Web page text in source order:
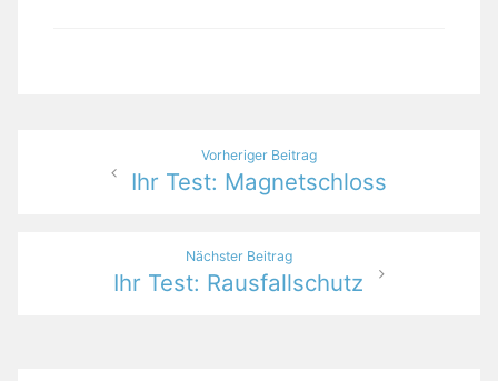
Beitragsnavigation
Vorheriger Beitrag
Ihr Test: Magnetschloss
Nächster Beitrag
Ihr Test: Rausfallschutz